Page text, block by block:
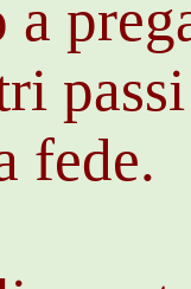
passi
fede.